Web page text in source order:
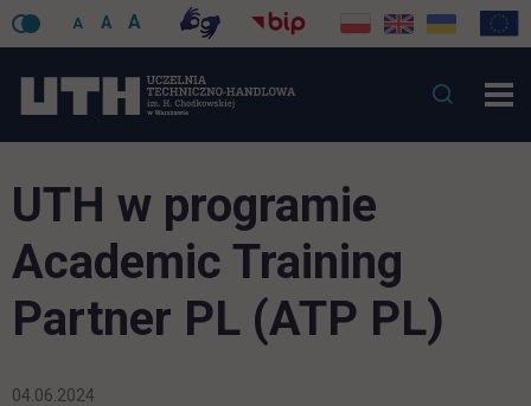
A A A
UTH w programie
Academic Training
Partner PL (ATP PL)
04.06.2024